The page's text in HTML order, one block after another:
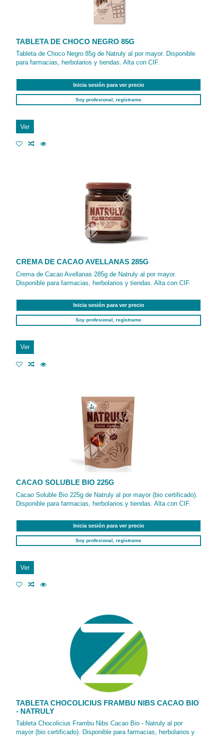
TABLETA DE CHOCO NEGRO 85G
Tableta de Choco Negro 85g de Natruly al por mayor. Disponible
para farmacias, herbolarios y tiendas. Alta con CIF.
Inicia sesión para ver precio
Soy profesional, regístrame
Ver
CREMA DE CACAO AVELLANAS 285G
Crema de Cacao Avellanas 285g de Natruly al por mayor.
Disponible para farmacias, herbolarios y tiendas. Alta con CIF.
Inicia sesión para ver precio
Soy profesional, regístrame
Ver
CACAO SOLUBLE BIO 225G
Cacao Soluble Bio 225g de Natruly al por mayor (bio certificado).
Disponible para farmacias, herbolarios y tiendas. Alta con CIF.
Inicia sesión para ver precio
Soy profesional, regístrame
Ver
TABLETA CHOCOLICIUS FRAMBU NIBS CACAO BIO
- NATRULY
Tableta Chocolicius Frambu Nibs Cacao Bio - Natruly al por
mayor (bio certificado). Disponible para farmacias, herbolarios y